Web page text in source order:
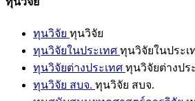
ทุนวิจัย ทุนวิจัย
ทุนวิจัยในประเทศ ทุนวิจัยในประเ
ทุนวิจัยต่างประเทศ ทุนวิจัยต่างปร
ทุนวิจัย สบจ. ทุนวิจัย สบจ.